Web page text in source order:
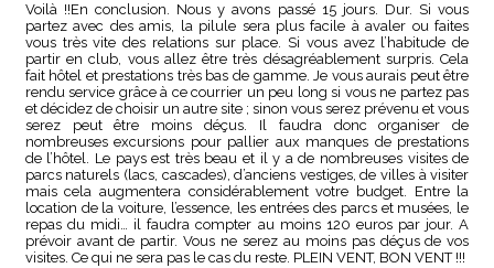
Voilà !!En conclusion. Nous y avons passé 15 jours. Dur. Si vous
partez avec des amis, la pilule sera plus facile à avaler ou faites
vous très vite des relations sur place. Si vous avez l’habitude de
partir en club, vous allez être très désagréablement surpris. Cela
fait hôtel et prestations très bas de gamme. Je vous aurais peut être
rendu service grâce à ce courrier un peu long si vous ne partez pas
et décidez de choisir un autre site ; sinon vous serez prévenu et vous
serez peut être moins déçus. Il faudra donc organiser de
nombreuses excursions pour pallier aux manques de prestations
de l’hôtel. Le pays est très beau et il y a de nombreuses visites de
parcs naturels (lacs, cascades), d’anciens vestiges, de villes à visiter
mais cela augmentera considérablement votre budget. Entre la
location de la voiture, l’essence, les entrées des parcs et musées, le
repas du midi… il faudra compter au moins 120 euros par jour. A
prévoir avant de partir. Vous ne serez au moins pas déçus de vos
visites. Ce qui ne sera pas le cas du reste. PLEIN VENT, BON VENT !!!